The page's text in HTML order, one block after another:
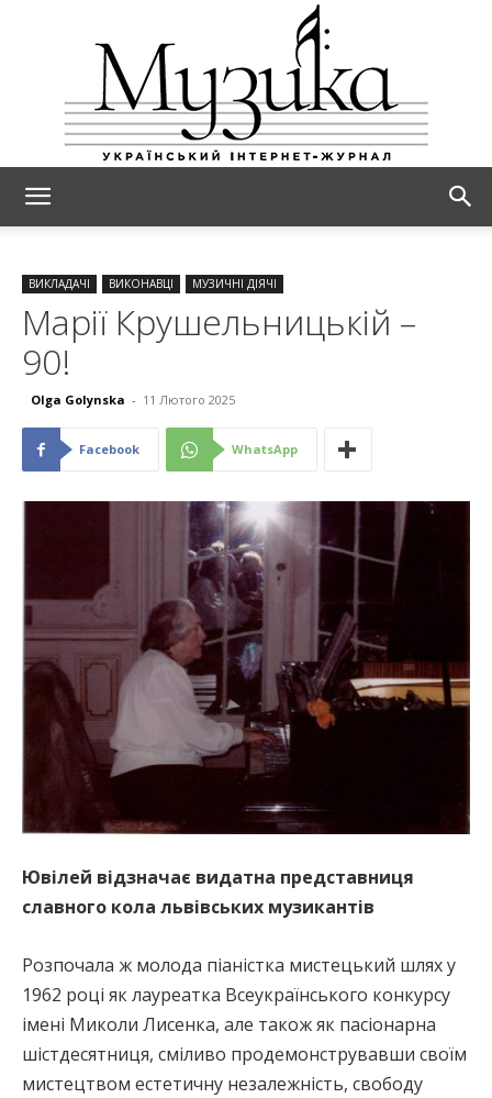
ВИКЛАДАЧІ ВИКОНАВЦІ МУЗИЧНІ ДІЯЧІ
Марії Крушельницькій –
90!
Olga Golynska - 11 Лютого 2025
Facebook WhatsApp
Ювілей відзначає видатна представниця
славного кола львівських музикантів
Pозпочала ж молода піаністка мистецький шлях у
1962 році як лауреатка Всеукраїнського конкурсу
імені Миколи Лисенка, але також як пасіонарна
шістдесятниця, сміливо продемонструвавши своїм
мистецтвом естетичну незалежність, свободу